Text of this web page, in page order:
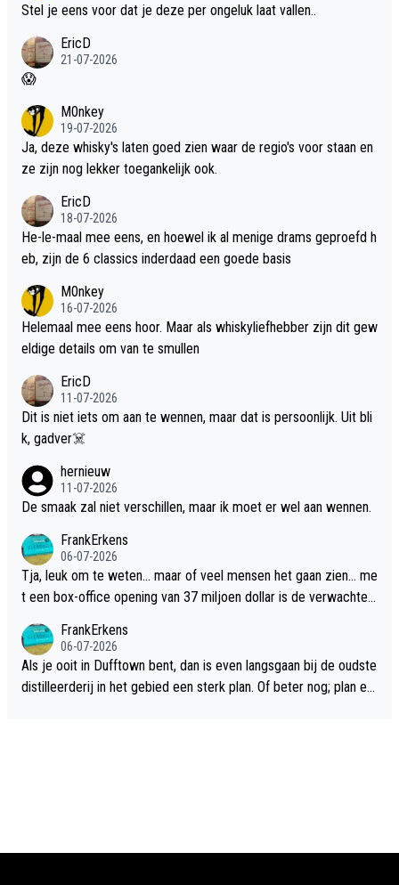
Stel je eens voor dat je deze per ongeluk laat vallen..
EricD
21-07-2026
😱
M0nkey
19-07-2026
Ja, deze whisky's laten goed zien waar de regio's voor staan en
ze zijn nog lekker toegankelijk ook.
EricD
18-07-2026
He-le-maal mee eens, en hoewel ik al menige drams geproefd h
eb, zijn de 6 classics inderdaad een goede basis
M0nkey
16-07-2026
Helemaal mee eens hoor. Maar als whiskyliefhebber zijn dit gew
eldige details om van te smullen
EricD
11-07-2026
Dit is niet iets om aan te wennen, maar dat is persoonlijk. Uit bli
k, gadver☠️
hernieuw
11-07-2026
De smaak zal niet verschillen, maar ik moet er wel aan wennen.
FrankErkens
06-07-2026
Tja, leuk om te weten... maar of veel mensen het gaan zien... me
t een box-office opening van 37 miljoen dollar is de verwachte
FrankErkens
06-07-2026
Als je ooit in Dufftown bent, dan is even langsgaan bij de oudste
distilleerderij in het gebied een sterk plan. Of beter nog; plan ee